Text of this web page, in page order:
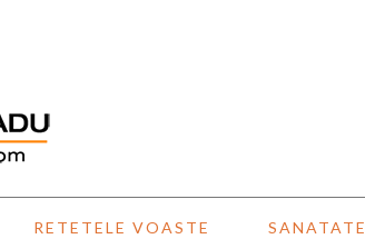
RETETELE VOASTE SANATATE